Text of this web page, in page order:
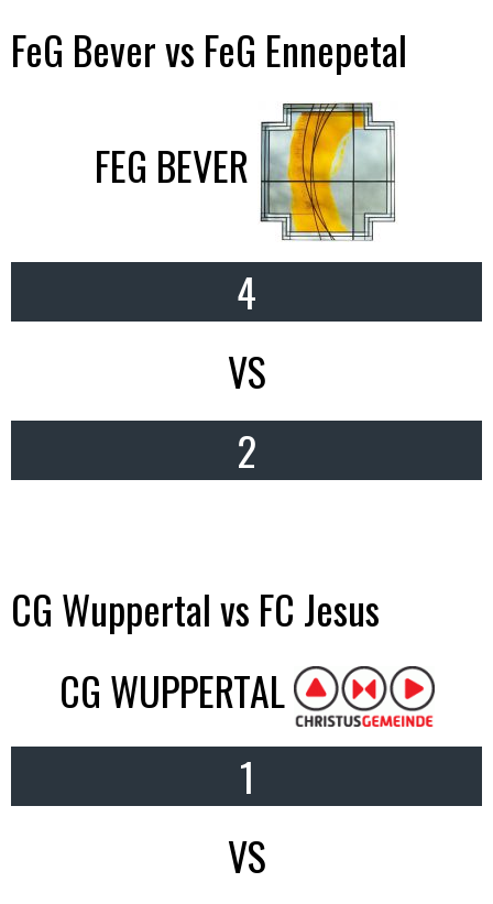
FeG Bever vs FeG Ennepetal
FEG BEVER
4
VS
2
CG Wuppertal vs FC Jesus
CG WUPPERTAL
1
VS